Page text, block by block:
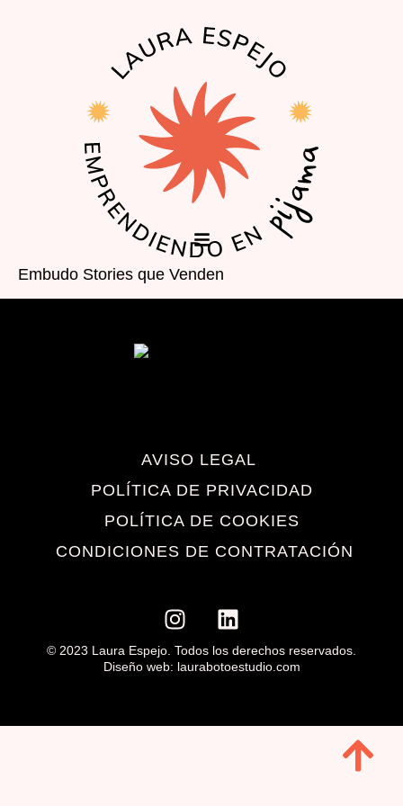
Embudo Stories que Venden
AVISO LEGAL
POLÍTICA DE PRIVACIDAD
POLÍTICA DE COOKIES
CONDICIONES DE CONTRATACIÓN
© 2023 Laura Espejo. Todos los derechos reservados.
Diseño web: laurabotoestudio.com